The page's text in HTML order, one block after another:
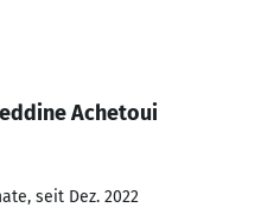
Achetoui
seit Dez. 2022